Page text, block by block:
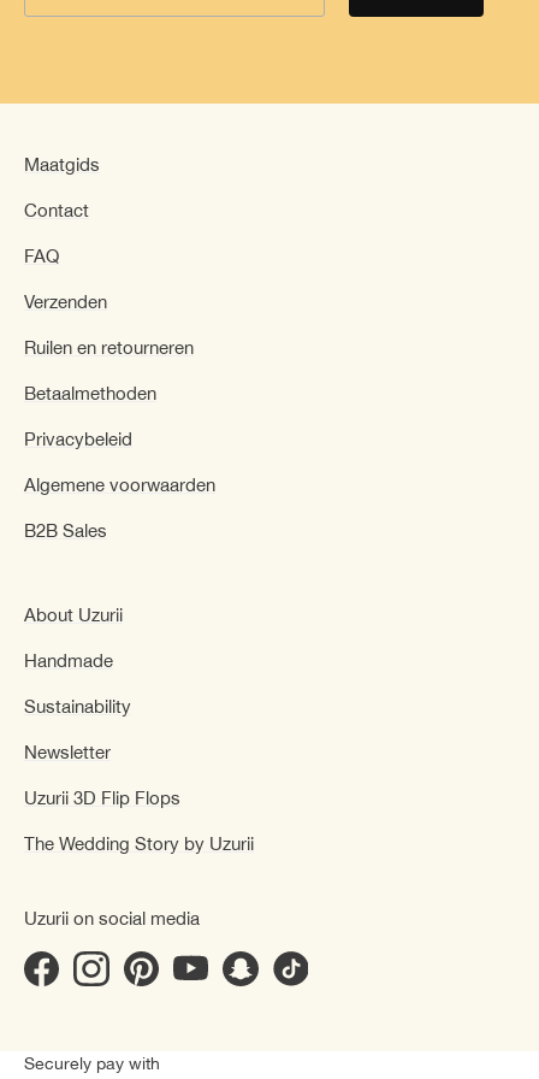
Maatgids
Contact
FAQ
Verzenden
Ruilen en retourneren
Betaalmethoden
Privacybeleid
Algemene voorwaarden
B2B Sales
About Uzurii
Handmade
Sustainability
Newsletter
Uzurii 3D Flip Flops
The Wedding Story by Uzurii
Uzurii on social media
Securely pay with